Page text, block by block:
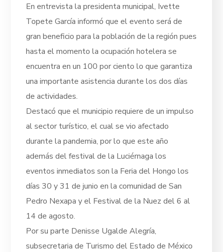
En entrevista la presidenta municipal, Ivette
Topete García informó que el evento será de
gran beneficio para la población de la región pues
hasta el momento la ocupación hotelera se
encuentra en un 100 por ciento lo que garantiza
una importante asistencia durante los dos días
de actividades.
Destacó que el municipio requiere de un impulso
al sector turístico, el cual se vio afectado
durante la pandemia, por lo que este año
además del festival de la Luciérnaga los
eventos inmediatos son la Feria del Hongo los
días 30 y 31 de junio en la comunidad de San
Pedro Nexapa y el Festival de la Nuez del 6 al
14 de agosto.
Por su parte Denisse Ugalde Alegría,
subsecretaria de Turismo del Estado de México